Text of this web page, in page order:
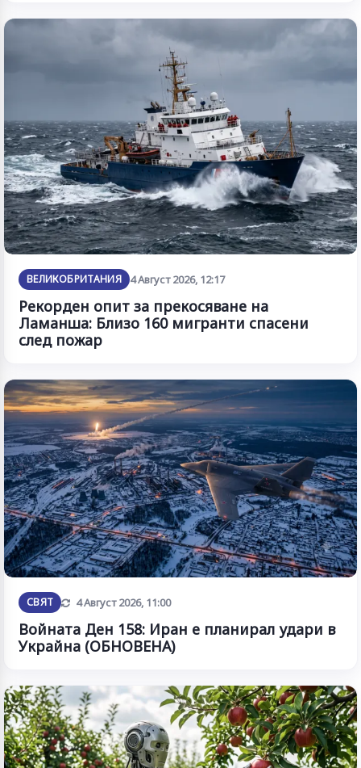
ВЕЛИКОБРИТАНИЯ 4 Август 2026, 12:17
Рекорден опит за прекосяване на
Ламанша: Близо 160 мигранти спасени
след пожар
СВЯТ Обновена
4 Август 2026, 11:00
Войната Ден 158: Иран е планирал удари в
Украйна (ОБНОВЕНА)